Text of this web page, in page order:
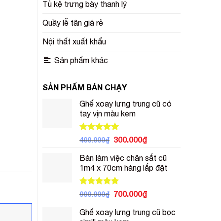
Tủ kệ trưng bày thanh lý
Quầy lễ tân giá rẻ
Nội thất xuất khẩu
Sản phẩm khác
SẢN PHẨM BÁN CHẠY
Ghế xoay lưng trung cũ có
tay vịn màu kem
Được xếp
5.00
5 sao
400.000₫ Giá
là:
400.000₫.
300.000₫Giá
tại
là:
Bàn làm việc chân sắt cũ
1m4 x 70cm hàng lắp đặt
Được xếp
5.00
5 sao
900.000₫ Giá
là:
700.000₫Giá
tại
Ghế xoay lưng trung cũ bọc